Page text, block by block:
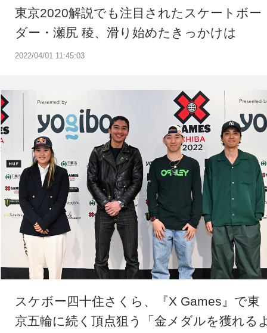
2022/04/01 11:45:03
東京2020解説でも注目されたスケートボー
ダー・瀬尻 稜、滑り始めたきっかけは
スケボー四十住さくら、『X Games』で東
京五輪に続く頂点狙う「金メダルを獲れる